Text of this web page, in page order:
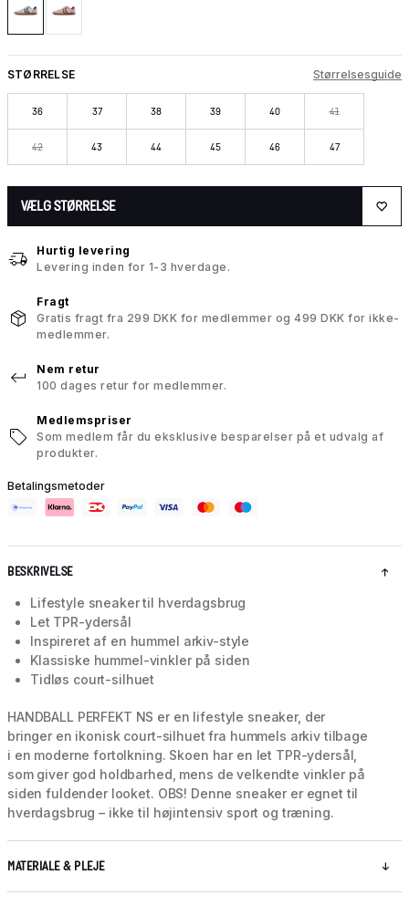
STØRRELSE Størrelsesguide
36 37 38 39 40 41
42 43 44 45 46 47
VÆLG STØRRELSE
Hurtig levering
Levering inden for 1-3 hverdage.
Fragt
Gratis fragt fra 299 DKK for medlemmer og 499 DKK for ikke-
medlemmer.
Nem retur
100 dages retur for medlemmer.
Medlemspriser
Som medlem får du eksklusive besparelser på et udvalg af
produkter.
Betalingsmetoder
BESKRIVELSE
Lifestyle sneaker til hverdagsbrug
Let TPR-ydersål
Inspireret af en hummel arkiv-style
Klassiske hummel-vinkler på siden
Tidløs court-silhuet
HANDBALL PERFEKT NS er en lifestyle sneaker, der
bringer en ikonisk court-silhuet fra hummels arkiv tilbage
i en moderne fortolkning. Skoen har en let TPR-ydersål,
som giver god holdbarhed, mens de velkendte vinkler på
siden fuldender looket. OBS! Denne sneaker er egnet til
hverdagsbrug – ikke til højintensiv sport og træning.
MATERIALE & PLEJE